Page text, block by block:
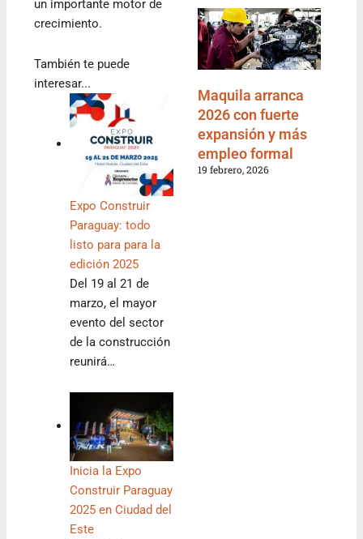
un importante motor de
crecimiento.
También te puede
interesar...
Expo Construir
Paraguay: todo
listo para para la
edición 2025
Del 19 al 21 de
marzo, el mayor
evento del sector
de la construcción
reunirá…
Inicia la Expo
Construir Paraguay
2025 en Ciudad del
Este
Maquila arranca
2026 con fuerte
expansión y más
empleo formal
19 febrero, 2026